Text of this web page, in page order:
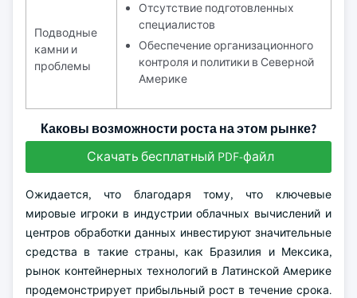
Подводные
камни и
проблемы
Отсутствие подготовленных
специалистов
Обеспечение организационного
контроля и политики в Северной
Америке
Каковы возможности роста на этом рынке?
Скачать бесплатный PDF-файл
Ожидается, что благодаря тому, что ключевые
мировые игроки в индустрии облачных вычислений и
центров обработки данных инвестируют значительные
средства в такие страны, как Бразилия и Мексика,
рынок контейнерных технологий в Латинской Америке
продемонстрирует прибыльный рост в течение срока.